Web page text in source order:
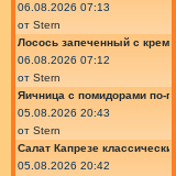
06.08.2026 07:13
от Stern
Лосось запеченный с
06.08.2026 07:12
от Stern
Яичница с помидорами по-
05.08.2026 20:43
от Stern
Салат Капрезе
05.08.2026 20:42